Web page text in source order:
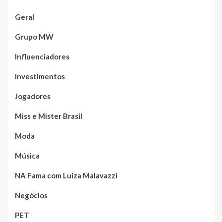
Geral
Grupo MW
Influenciadores
Investimentos
Jogadores
Miss e Mister Brasil
Moda
Música
NA Fama com Luiza Malavazzi
Negócios
PET